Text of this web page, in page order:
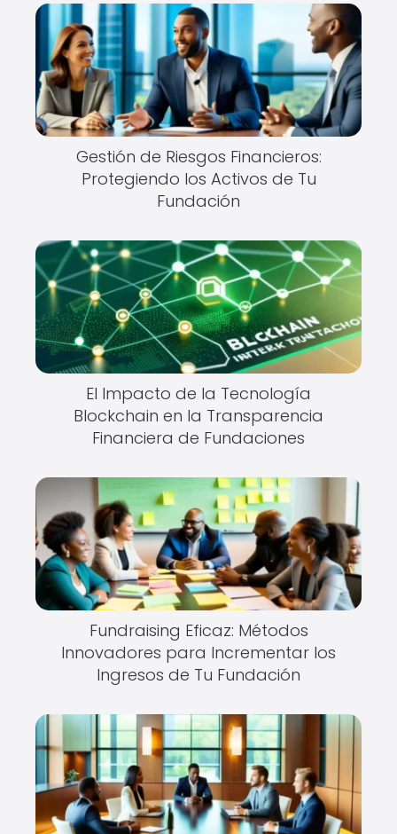
Gestión de Riesgos Financieros:
Protegiendo los Activos de Tu
Fundación
El Impacto de la Tecnología
Blockchain en la Transparencia
Financiera de Fundaciones
Fundraising Eficaz: Métodos
Innovadores para Incrementar los
Ingresos de Tu Fundación